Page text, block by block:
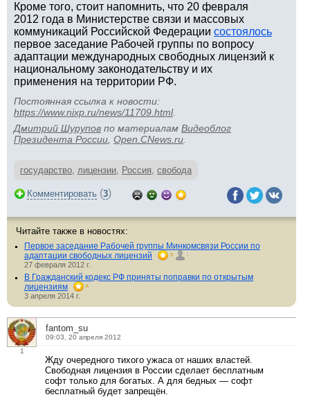
Кроме того, стоит напомнить, что 20 февраля
2012 года в Министерстве связи и массовых
коммуникаций Российской Федерации состоялось
первое заседание Рабочей группы по вопросу
адаптации международных свободных лицензий к
национальному законодательству и их
применения на территории РФ.
Постоянная ссылка к новости:
https://www.nixp.ru/news/11709.html.
Дмитрий Шурупов по материалам Видеоблог
Президента России Open.CNews.ru
государство, лицензии, Россия, свобода
Комментировать (3)
Читайте также в новостях:
Первое заседание Рабочей группы Минкомсвязи России по
адаптации свободных лицензий
3 1
27 февраля 2012 г.
В Гражданский кодекс РФ приняты поправки по открытым
лицензиям
6
3 апреля 2014 г.
1
fantom_su
09:03, 20 апреля 2012
Жду очередного тихого ужаса от наших властей.
Свободная лицензия в России сделает бесплатным
софт только для богатых. А для бедных — софт
бесплатный будет запрещён.